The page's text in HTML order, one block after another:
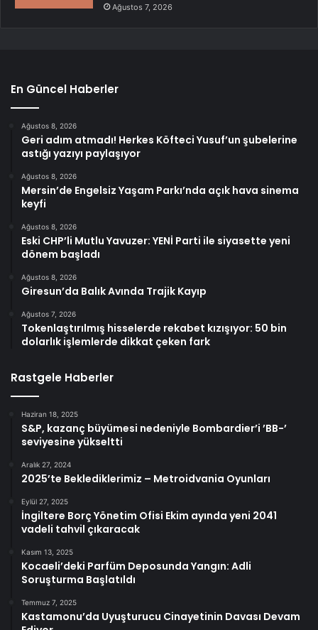
Ağustos 7, 2026
En Güncel Haberler
Ağustos 8, 2026
Geri adım atmadı! Herkes Köfteci Yusuf’un şubelerine
astığı yazıyı paylaşıyor
Ağustos 8, 2026
Mersin’de Engelsiz Yaşam Parkı’nda açık hava sinema
keyfi
Ağustos 8, 2026
Eski CHP’li Mutlu Yavuzer: YENİ Parti ile siyasette yeni
dönem başladı
Ağustos 8, 2026
Giresun’da Balık Avında Trajik Kayıp
Ağustos 7, 2026
Tokenlaştırılmış hisselerde rekabet kızışıyor: 50 bin
dolarlık işlemlerde dikkat çeken fark
Rastgele Haberler
Haziran 18, 2025
S&P, kazanç büyümesi nedeniyle Bombardier’i ’BB-’
seviyesine yükseltti
Aralık 27, 2024
2025’te Beklediklerimiz – Metroidvania Oyunları
Eylül 27, 2025
İngiltere Borç Yönetim Ofisi Ekim ayında yeni 2041
vadeli tahvil çıkaracak
Kasım 13, 2025
Kocaeli’deki Parfüm Deposunda Yangın: Adli
Soruşturma Başlatıldı
Temmuz 7, 2025
Kastamonu’da Uyuşturucu Cinayetinin Davası Devam